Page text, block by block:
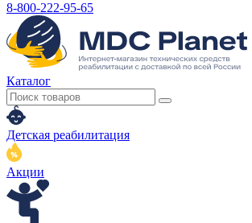
8-800-222-95-65
Каталог
Детская реабилитация
Акции